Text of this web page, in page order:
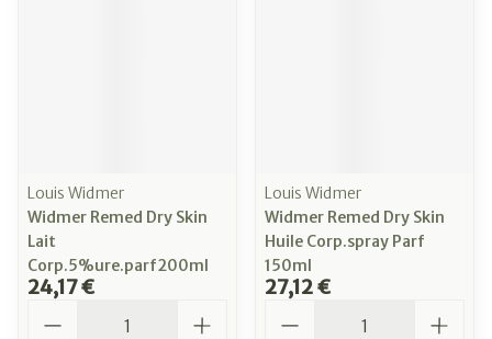
Louis Widmer
Widmer Remed Dry Skin
Lait
Corp.5%ure.parf200ml
24,17 €
Louis Widmer
Widmer Remed Dry Skin
Huile Corp.spray Parf
150ml
27,12 €